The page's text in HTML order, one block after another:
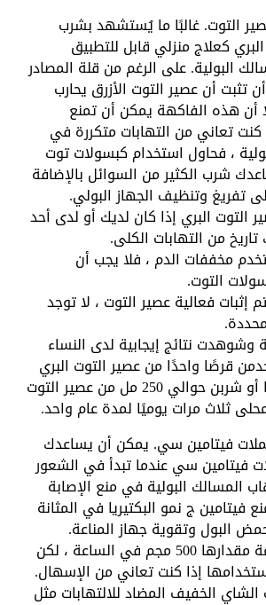
التوت. غالبًا ما يُستشهد بشرب
كعلاج منزلي قابل للتطبيق
البولية. على الرغم من قلة المصادر
تثبت أن عصير التوت الأزرق يحارب
أن هذه الفاكهة يمكن أن تمنع
كنت تعاني من التهابات متكررة في
، فحاول استخدام كبسولات توت
شرب الكثير من السوائل بالإضافة
تفريغ وتنظيف الجهاز البولي.
التوت البري إذا كان لديك أو لدى أحد
من التهابات الكلى.
مخففات الدم ، فلا يجب أن
التوت.
إثبات فعالية عصير التوت ، لا توجد
وشوهدت نتائج إيجابية لدى النساء
قرصًا واحدًا من عصير التوت البري
المركز يوميًا أو شربن حوالي 250 مل من عصير التوت
ثلاث مرات يوميًا لمدة عام واحد.
فيتامين سي. يمكن أن يساعدك
فيتامين سي عندما تبدأ في الشعور
المسالك البولية في منع الإصابة
فيتامين ج نمو البكتيريا في المثانة
البول وتقوية جهاز المناعة.
استخدم جرعة مقدارها 500 مجم في الساعة ، لكن
إذا كنت تعاني من الإسهال.
الخفيف المضاد للالتهابات مثل